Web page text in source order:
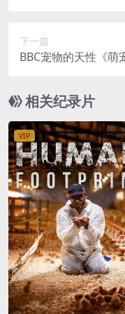
下一篇
BBC宠物的天性《
下载
相关纪录片
VIP